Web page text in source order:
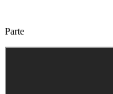
Parte